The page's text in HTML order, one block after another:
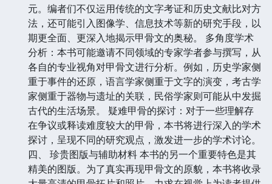
元。编者们不仅运用传统的文字考证和历史文献比对方
法，还可能引入图像学、信息技术等新的研究手段，以
期更全面、更深入地揭示甲骨文的奥秘。 多角度学术
分析：本书可能邀请不同领域的专家学者参与撰写，从
各自的专业视角对甲骨文进行分析。例如，历史学家侧
重于事件的还原，语言学家侧重于文字的演变，考古学
家侧重于器物与遗址的关联，民俗学家则可能从中发掘
古代的生活场景。 疑难甲骨的探讨：对于一些理解存
在争议或释读难度较大的甲骨，本书将进行深入的学术
探讨，呈现不同的研究观点，激发进一步的学术讨论。
四、 珍贵图版与辅助材料 本书的另一个重要特色是其
精美的图版。为了真实再现甲骨文的原貌，本书将收录